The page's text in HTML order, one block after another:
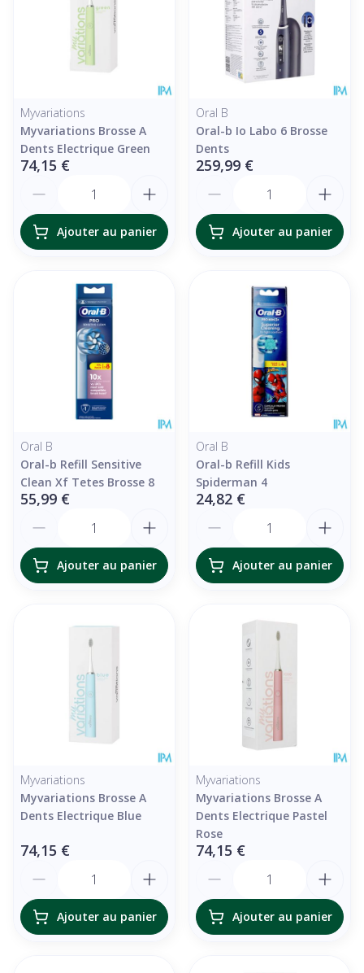
Myvariations
Myvariations Brosse A
Dents Electrique Green
74,15 €
Ajouter au panier
Oral B
Oral-b Io Labo 6 Brosse
Dents
259,99 €
Ajouter au panier
Oral B
Oral-b Refill Sensitive
Clean Xf Tetes Brosse 8
55,99 €
Ajouter au panier
Oral B
Oral-b Refill Kids
Spiderman 4
24,82 €
Ajouter au panier
Myvariations
Myvariations Brosse A
Dents Electrique Blue
74,15 €
Ajouter au panier
Myvariations
Myvariations Brosse A
Dents Electrique Pastel
Rose
74,15 €
Ajouter au panier